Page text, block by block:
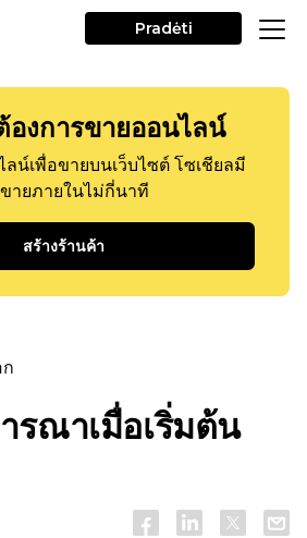
Pradėti
งการขายออนไลน์
น์เพื่อขายบนเว็บไซต์ โซเชียลมี
ายภายในไม่กี่นาที
สร้างร้านค้า
รณาเมื่อเริ่มต้น